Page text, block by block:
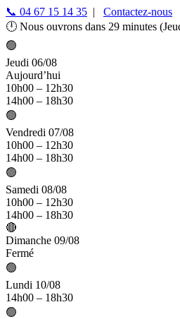
📞 04 67 15 14 35 | Contactez-nous
🕛 Nous ouvrons dans 29 minutes
🟢
Jeudi 06/08
Aujourd’hui
10h00 – 12h30
14h00 – 18h30
🟢
Vendredi 07/08
10h00 – 12h30
14h00 – 18h30
🟢
Samedi 08/08
10h00 – 12h30
14h00 – 18h30
🔴
Dimanche 09/08
Fermé
🟢
Lundi 10/08
14h00 – 18h30
🟢